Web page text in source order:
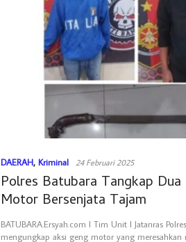
DAERAH, Kriminal 24 Februari 2025
Polres Batubara Tangkap Dua
Motor Bersenjata Tajam
BATUBARA.Ersyah.com l Tim Unit I Jatanras
mengungkap aksi geng motor yang meresahkan